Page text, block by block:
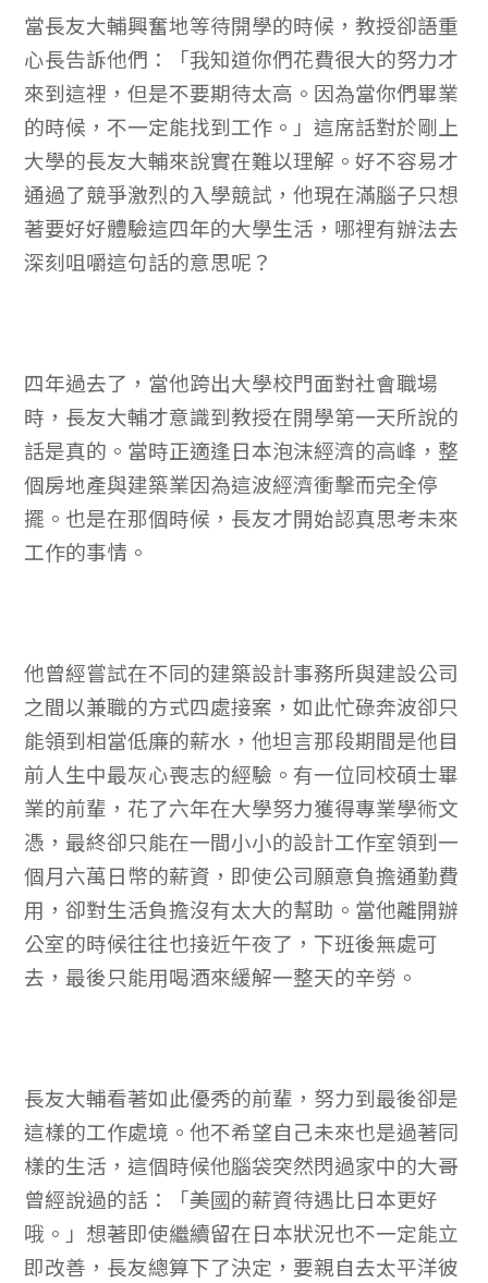
當長友大輔興奮地等待開學的時候，教授卻語重
心長告訴他們：「我知道你們花費很大的努力才
來到這裡，但是不要期待太高。因為當你們畢業
的時候，不一定能找到工作。」這席話對於剛上
大學的長友大輔來說實在難以理解。好不容易才
通過了競爭激烈的入學競試，他現在滿腦子只想
著要好好體驗這四年的大學生活，哪裡有辦法去
深刻咀嚼這句話的意思呢？
四年過去了，當他跨出大學校門面對社會職場
時，長友大輔才意識到教授在開學第一天所說的
話是真的。當時正適逢日本泡沫經濟的高峰，整
個房地產與建築業因為這波經濟衝擊而完全停
擺。也是在那個時候，長友才開始認真思考未來
工作的事情。
他曾經嘗試在不同的建築設計事務所與建設公司
之間以兼職的方式四處接案，如此忙碌奔波卻只
能領到相當低廉的薪水，他坦言那段期間是他目
前人生中最灰心喪志的經驗。有一位同校碩士畢
業的前輩，花了六年在大學努力獲得專業學術文
憑，最終卻只能在一間小小的設計工作室領到一
個月六萬日幣的薪資，即使公司願意負擔通勤費
用，卻對生活負擔沒有太大的幫助。當他離開辦
公室的時候往往也接近午夜了，下班後無處可
去，最後只能用喝酒來緩解一整天的辛勞。
長友大輔看著如此優秀的前輩，努力到最後卻是
這樣的工作處境。他不希望自己未來也是過著同
樣的生活，這個時候他腦袋突然閃過家中的大哥
曾經說過的話：「美國的薪資待遇比日本更好
哦。」想著即使繼續留在日本狀況也不一定能立
即改善，長友總算下了決定，要親自去太平洋彼